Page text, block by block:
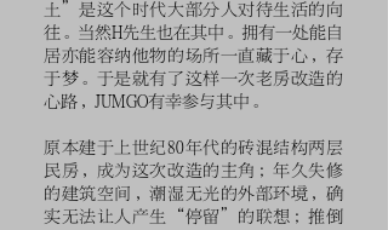
土”是这个时代大部分人对待生活的向
往。当然H先生也在其中。拥有一处能自
居亦能容纳他物的场所一直藏于心，存
于梦。于是就有了这样一次老房改造的
心路，JUMGO有幸参与其中。
原本建于上世纪80年代的砖混结构两层
民房，成为这次改造的主角；年久失修
的建筑空间，潮湿无光的外部环境，确
实无法让人产生“停留”的联想；推倒